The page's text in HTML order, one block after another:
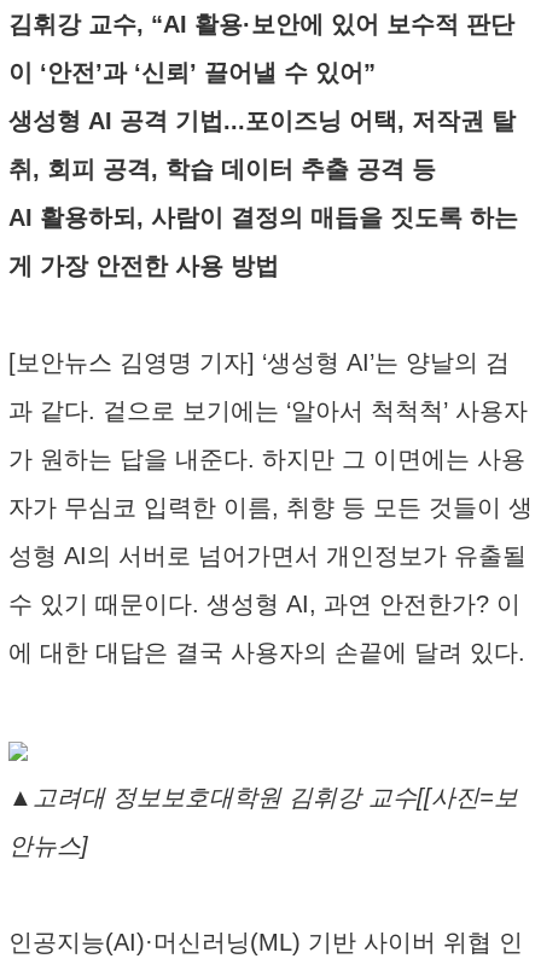
김휘강 교수, “AI 활용·보안에 있어 보수적 판단
이 ‘안전’과 ‘신뢰’ 끌어낼 수 있어”
생성형 AI 공격 기법...포이즈닝 어택, 저작권 탈
취, 회피 공격, 학습 데이터 추출 공격 등
AI 활용하되, 사람이 결정의 매듭을 짓도록 하는
게 가장 안전한 사용 방법
[보안뉴스 김영명 기자] ‘생성형 AI’는 양날의 검
과 같다. 겉으로 보기에는 ‘알아서 척척척’ 사용자
가 원하는 답을 내준다. 하지만 그 이면에는 사용
자가 무심코 입력한 이름, 취향 등 모든 것들이 생
성형 AI의 서버로 넘어가면서 개인정보가 유출될
수 있기 때문이다. 생성형 AI, 과연 안전한가? 이
에 대한 대답은 결국 사용자의 손끝에 달려 있다.
▲고려대 정보보호대학원 김휘강 교수[[사진=보
안뉴스]
인공지능(AI)·머신러닝(ML) 기반 사이버 위협 인